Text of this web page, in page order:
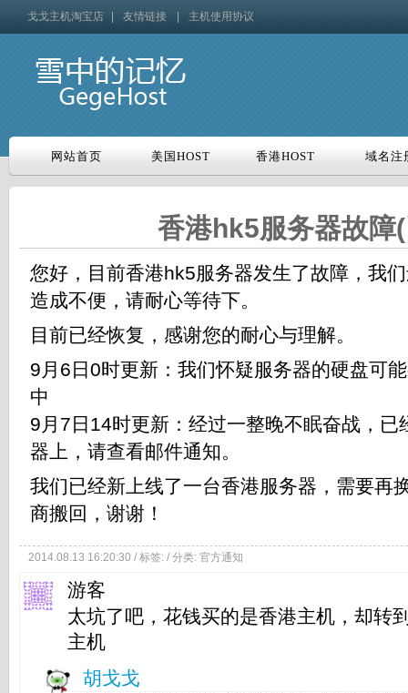
戈戈主机淘宝店 友情链接 主机使用协议
网站首页 美国HOST 香港HOST 域名注
香港hk5服务器故障
您好，目前香港hk5服务器发生了故障，我
造成不便，请耐心等待下。
目前已经恢复，感谢您的耐心与理解。
9月6日0时更新：我们怀疑服务器的硬盘可
中
9月7日14时更新：经过一整晚不眠奋战，已
器上，请查看邮件通知。
我们已经新上线了一台香港服务器，需要再
商搬回，谢谢！
2014.08.13 16:20:30 / 标签: / 分类: 官方通知
游客
太坑了吧，花钱买的是香港主机，却转
主机
胡戈戈